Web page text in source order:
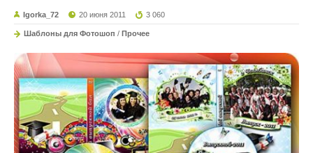
Igorka_72 20 июня 2011 3 060
Шаблоны для Фотошоп / Прочее